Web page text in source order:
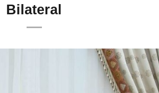
Bilateral